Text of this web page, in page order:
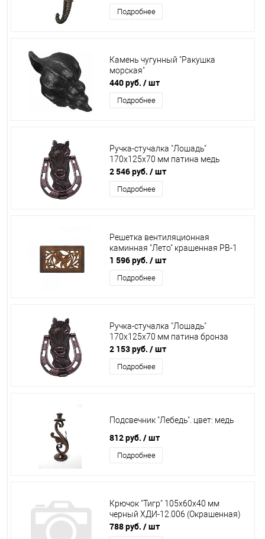
Подробнее
Камень чугунный "Ракушка
морская"
440 руб. / шт
Подробнее
Ручка-стучалка "Лошадь"
170х125х70 мм патина медь
2 546 руб. / шт
Подробнее
Решетка вентиляционная
каминная "Лето" крашенная РВ-1
1 596 руб. / шт
Подробнее
Ручка-стучалка "Лошадь"
170х125х70 мм патина бронза
2 153 руб. / шт
Подробнее
Подсвечник "Лебедь". цвет: медь
812 руб. / шт
Подробнее
Крючок "Тигр" 105х60х40 мм
черный ХДИ-12.006 (Окрашенная)
788 руб. / шт